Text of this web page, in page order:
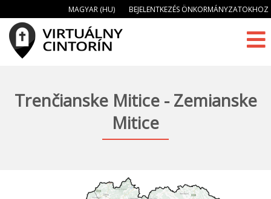
MAGYAR (HU) BEJELENTKEZÉS ÖNKORMÁNYZATOKHOZ
Trenčianske Mitice - Zemianske
Mitice